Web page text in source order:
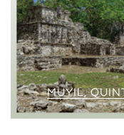
MUYIL,